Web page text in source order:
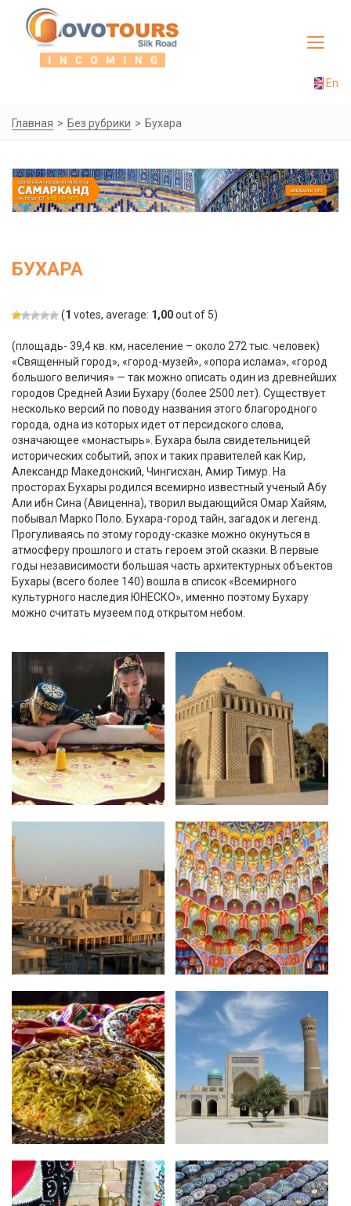
Toggle
En
Главная Без рубрики Бухара
БУХАРА
(1 votes, average: 1,00out of 5)
(площадь- 39,4 кв. км, население – около 272 тыс. человек)
«Священный город», «город-музей», «опора ислама», «город
большого величия» — так можно описать один из древнейших
городов Средней Азии Бухару (более 2500 лет). Существует
несколько версий по поводу названия этого благородного
города, одна из которых идет от персидского слова,
означающее «монастырь». Бухара была свидетельницей
исторических событий, эпох и таких правителей как Кир,
Александр Македонский, Чингисхан, Амир Тимур. На
просторах Бухары родился всемирно известный ученый Абу
Али ибн Сина (Авиценна), творил выдающийся Омар Хайям,
побывал Марко Поло. Бухара-город тайн, загадок и легенд.
Прогуливаясь по этому городу-сказке можно окунуться в
атмосферу прошлого и стать героем этой сказки. В первые
годы независимости большая часть архитектурных объектов
Бухары (всего более 140) вошла в список «Всемирного
культурного наследия ЮНЕСКО», именно поэтому Бухару
можно считать музеем под открытом небом.